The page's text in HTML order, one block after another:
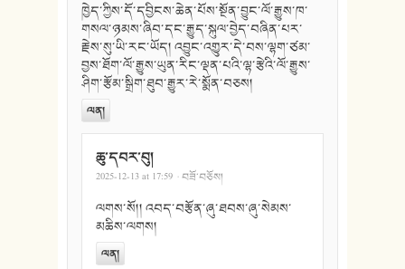
ཁྱེད་ཀྱིས་དོ་དབྱིངས་ཆེན་པོས་སྔོན་བྱུང་ལོ་རྒྱུས་ཁ་
གསལ་ཉམས་ཞིབ་དང་རྒྱུད་སྐུལ་བྱེད་བཞིན་པར་
རྗེས་སུ་ཡི་རང་ཡོད། འབྱུང་འགྱུར་དེ་བས་ལྷག་ཙམ་
བྱས་ཐོག་ལོ་རྒྱུས་ཡུན་རིང་ལྡན་པའི་ལྷ་རྩེའི་ལོ་རྒྱུས་
ཤིག་རྩོམ་སྒྲིག་ཐུབ་རྒྱུར་རེ་སྨོན་བཅས།
ལན།
ཆུ་དབར་བུ།
2025-12-13 at 17:59 · བཟོ་བཅོས།
ལགས་སོ།། འབད་བརྩོན་ཞུ་ཐབས་ཞུ་སེམས་
མཆིས་ལགས།
ལན།